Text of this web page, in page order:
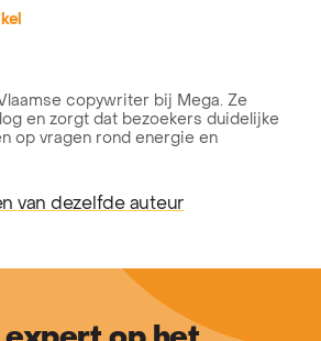
copywriter bij Mega. Ze
en zorgt dat bezoekers duidelijke
op vragen rond energie en
van dezelfde auteur